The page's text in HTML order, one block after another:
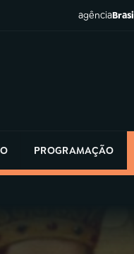
agência
PROGRAMAÇÃO